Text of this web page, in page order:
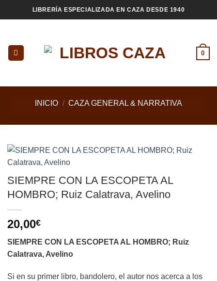
al
LIBRERÍA ESPECIALIZADA EN CAZA DESDE 1940
0
INICIO / CAZA GENERAL & NARRATIVA
SIEMPRE CON LA ESCOPETA AL
HOMBRO; Ruiz Calatrava, Avelino
20,00€
SIEMPRE CON LA ESCOPETA AL HOMBRO; Ruiz
Calatrava, Avelino
Si en su primer libro, bandolero, el autor nos acerca a los